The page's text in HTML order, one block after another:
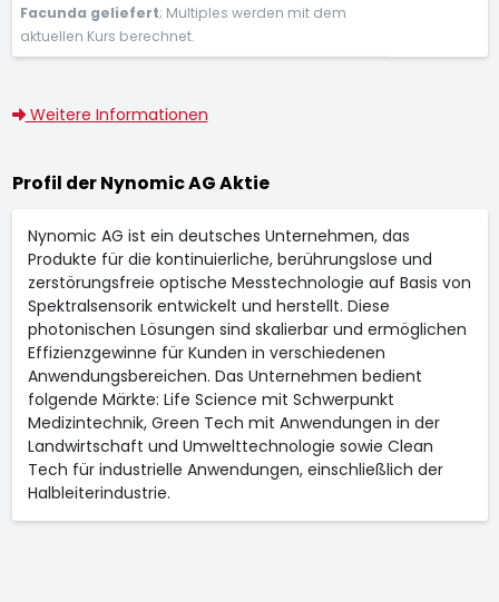
Facunda geliefert; Multiples werden mit dem
aktuellen Kurs berechnet.
Weitere Informationen
Profil der Nynomic AG Aktie
Nynomic AG ist ein deutsches Unternehmen, das
Produkte für die kontinuierliche, berührungslose und
zerstörungsfreie optische Messtechnologie auf Basis von
Spektralsensorik entwickelt und herstellt. Diese
photonischen Lösungen sind skalierbar und ermöglichen
Effizienzgewinne für Kunden in verschiedenen
Anwendungsbereichen. Das Unternehmen bedient
folgende Märkte: Life Science mit Schwerpunkt
Medizintechnik, Green Tech mit Anwendungen in der
Landwirtschaft und Umwelttechnologie sowie Clean
Tech für industrielle Anwendungen, einschließlich der
Halbleiterindustrie.